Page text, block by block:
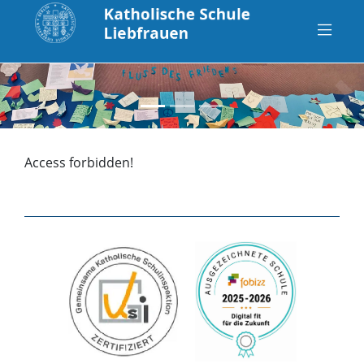
zurück
Access forbidden!